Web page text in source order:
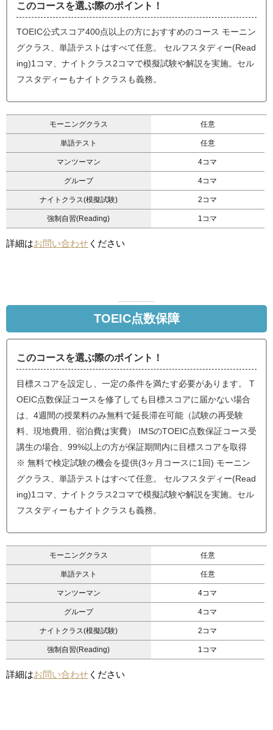
このコースを選ぶ際のポイント！
TOEIC公式スコア400点以上の方におすすめのコース モーニン
グクラス、単語テストはすべて任意。 セルフスタディー(Read
ing)1コマ、ナイトクラス2コマで模擬試験や解説を実施。セル
フスタディーもナイトクラスも義務。
モーニングクラス 任意
単語テスト 任意
マンツーマン 4コマ
グループ 4コマ
ナイトクラス(模擬試験) 2コマ
強制自習(Reading) 1コマ
詳細はお問い合わせ ください
TOEIC点数保障
このコースを選ぶ際のポイント！
目標スコアを設定し、一定の条件を満たす必要があります。 T
OEIC点数保証コースを修了しても目標スコアに届かない場合
は、4週間の授業料のみ無料で延長滞在可能（試験の再受験
料、現地費用、宿泊費は実費） IMSのTOEIC点数保証コース受
講生の場合、99%以上の方が保証期間内に目標スコアを取得
※ 無料で検定試験の機会を提供(3ヶ月コースに1回) モーニン
グクラス、単語テストはすべて任意。 セルフスタディー(Read
ing)1コマ、ナイトクラス2コマで模擬試験や解説を実施。セル
フスタディーもナイトクラスも義務。
モーニングクラス 任意
単語テスト 任意
マンツーマン 4コマ
グループ 4コマ
ナイトクラス(模擬試験) 2コマ
強制自習(Reading) 1コマ
詳細はお問い合わせ ください